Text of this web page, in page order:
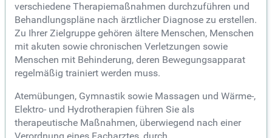
verschiedene Therapiemaßnahmen durchzuführen und
Behandlungspläne nach ärztlicher Diagnose zu erstellen.
Zu Ihrer Zielgruppe gehören ältere Menschen, Menschen
mit akuten sowie chronischen Verletzungen sowie
Menschen mit Behinderung, deren Bewegungsapparat
regelmäßig trainiert werden muss.
Atemübungen, Gymnastik sowie Massagen und Wärme-,
Elektro- und Hydrotherapien führen Sie als
therapeutische Maßnahmen, überwiegend nach einer